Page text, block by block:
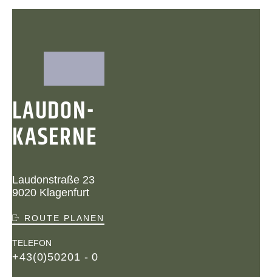
LAUDON-
KASERNE
Laudonstraße 23
9020 Klagenfurt
ROUTE PLANEN
TELEFON
+43(0)50201 - 0